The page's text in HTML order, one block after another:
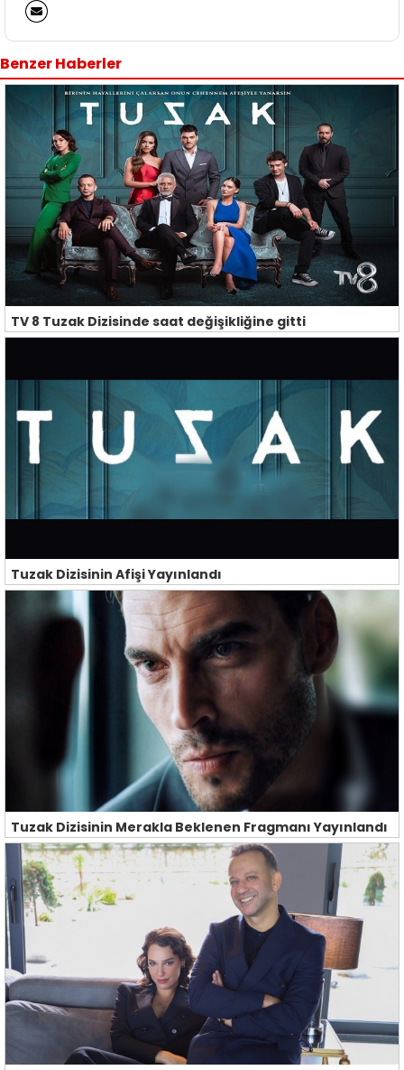
Benzer Haberler
TV 8 Tuzak Dizisinde saat değişikliğine gitti
Tuzak Dizisinin Afişi Yayınlandı
Tuzak Dizisinin Merakla Beklenen Fragmanı Yayınlandı